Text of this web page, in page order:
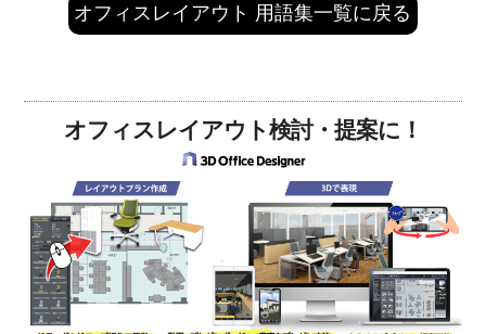
オフィスレイアウト 用語集一覧に戻る
オフィスレイアウト検討・提案に！